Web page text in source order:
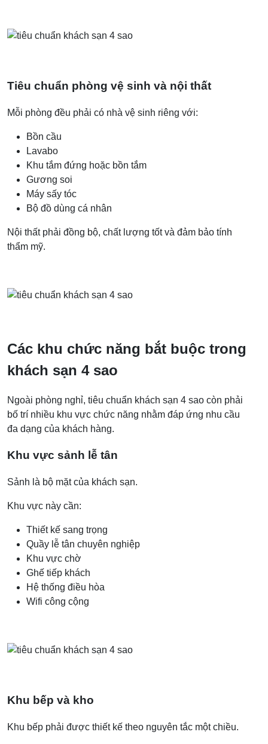
Tiêu chuẩn phòng vệ sinh và nội thất
Mỗi phòng đều phải có nhà vệ sinh riêng với:
Bồn cầu
Lavabo
Khu tắm đứng hoặc bồn tắm
Gương soi
Máy sấy tóc
Bộ đồ dùng cá nhân
Nội thất phải đồng bộ, chất lượng tốt và đảm bảo tính
thẩm mỹ.
Các khu chức năng bắt buộc trong
khách sạn 4 sao
Ngoài phòng nghỉ, tiêu chuẩn khách sạn 4 sao còn phải
bố trí nhiều khu vực chức năng nhằm đáp ứng nhu cầu
đa dạng của khách hàng.
Khu vực sảnh lễ tân
Sảnh là bộ mặt của khách sạn.
Khu vực này cần:
Thiết kế sang trọng
Quầy lễ tân chuyên nghiệp
Khu vực chờ
Ghế tiếp khách
Hệ thống điều hòa
Wifi công cộng
Khu bếp và kho
Khu bếp phải được thiết kế theo nguyên tắc một chiều.